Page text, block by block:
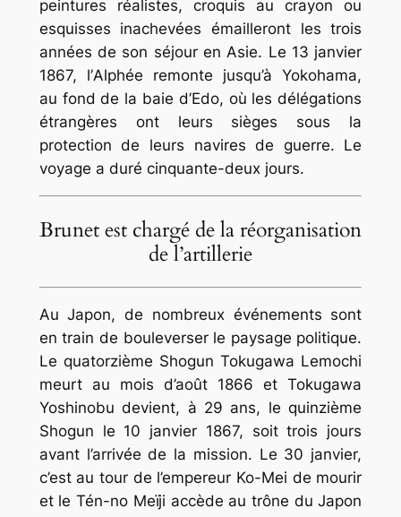
peintures réalistes, croquis au crayon ou
esquisses inachevées émailleront les trois
années de son séjour en Asie. Le 13 janvier
1867, l’Alphée remonte jusqu’à Yokohama,
au fond de la baie d’Edo, où les délégations
étrangères ont leurs sièges sous la
protection de leurs navires de guerre. Le
voyage a duré cinquante-deux jours.
Brunet est chargé de la réorganisation
de l’artillerie
Au Japon, de nombreux événements sont
en train de bouleverser le paysage politique.
Le quatorzième Shogun Tokugawa Lemochi
meurt au mois d’août 1866 et Tokugawa
Yoshinobu devient, à 29 ans, le quinzième
Shogun le 10 janvier 1867, soit trois jours
avant l’arrivée de la mission. Le 30 janvier,
c’est au tour de l’empereur Ko-Mei de mourir
et leTén-no Meïji accède au trône du Japon